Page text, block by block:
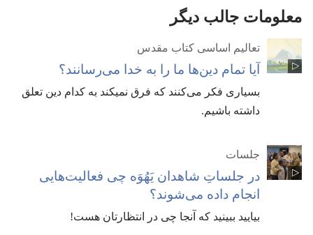
معلومات جالب دیگر
تعالیم اساسی کتاب مقدس
آیا تمام دین‌ها ما را به خدا می‌رسانند؟‏
بسیاری فکر می‌کنند که فرق نمیکند به کدام دین تعلق
داشته باشیم.‏
جلسات
در جلساتِ شاهدان یَهُوَه چی فعالیت‌هایی
انجام داده می‌شوند؟‏
بیایید ببینید که آنجا چی در انتظارتان هست!‏